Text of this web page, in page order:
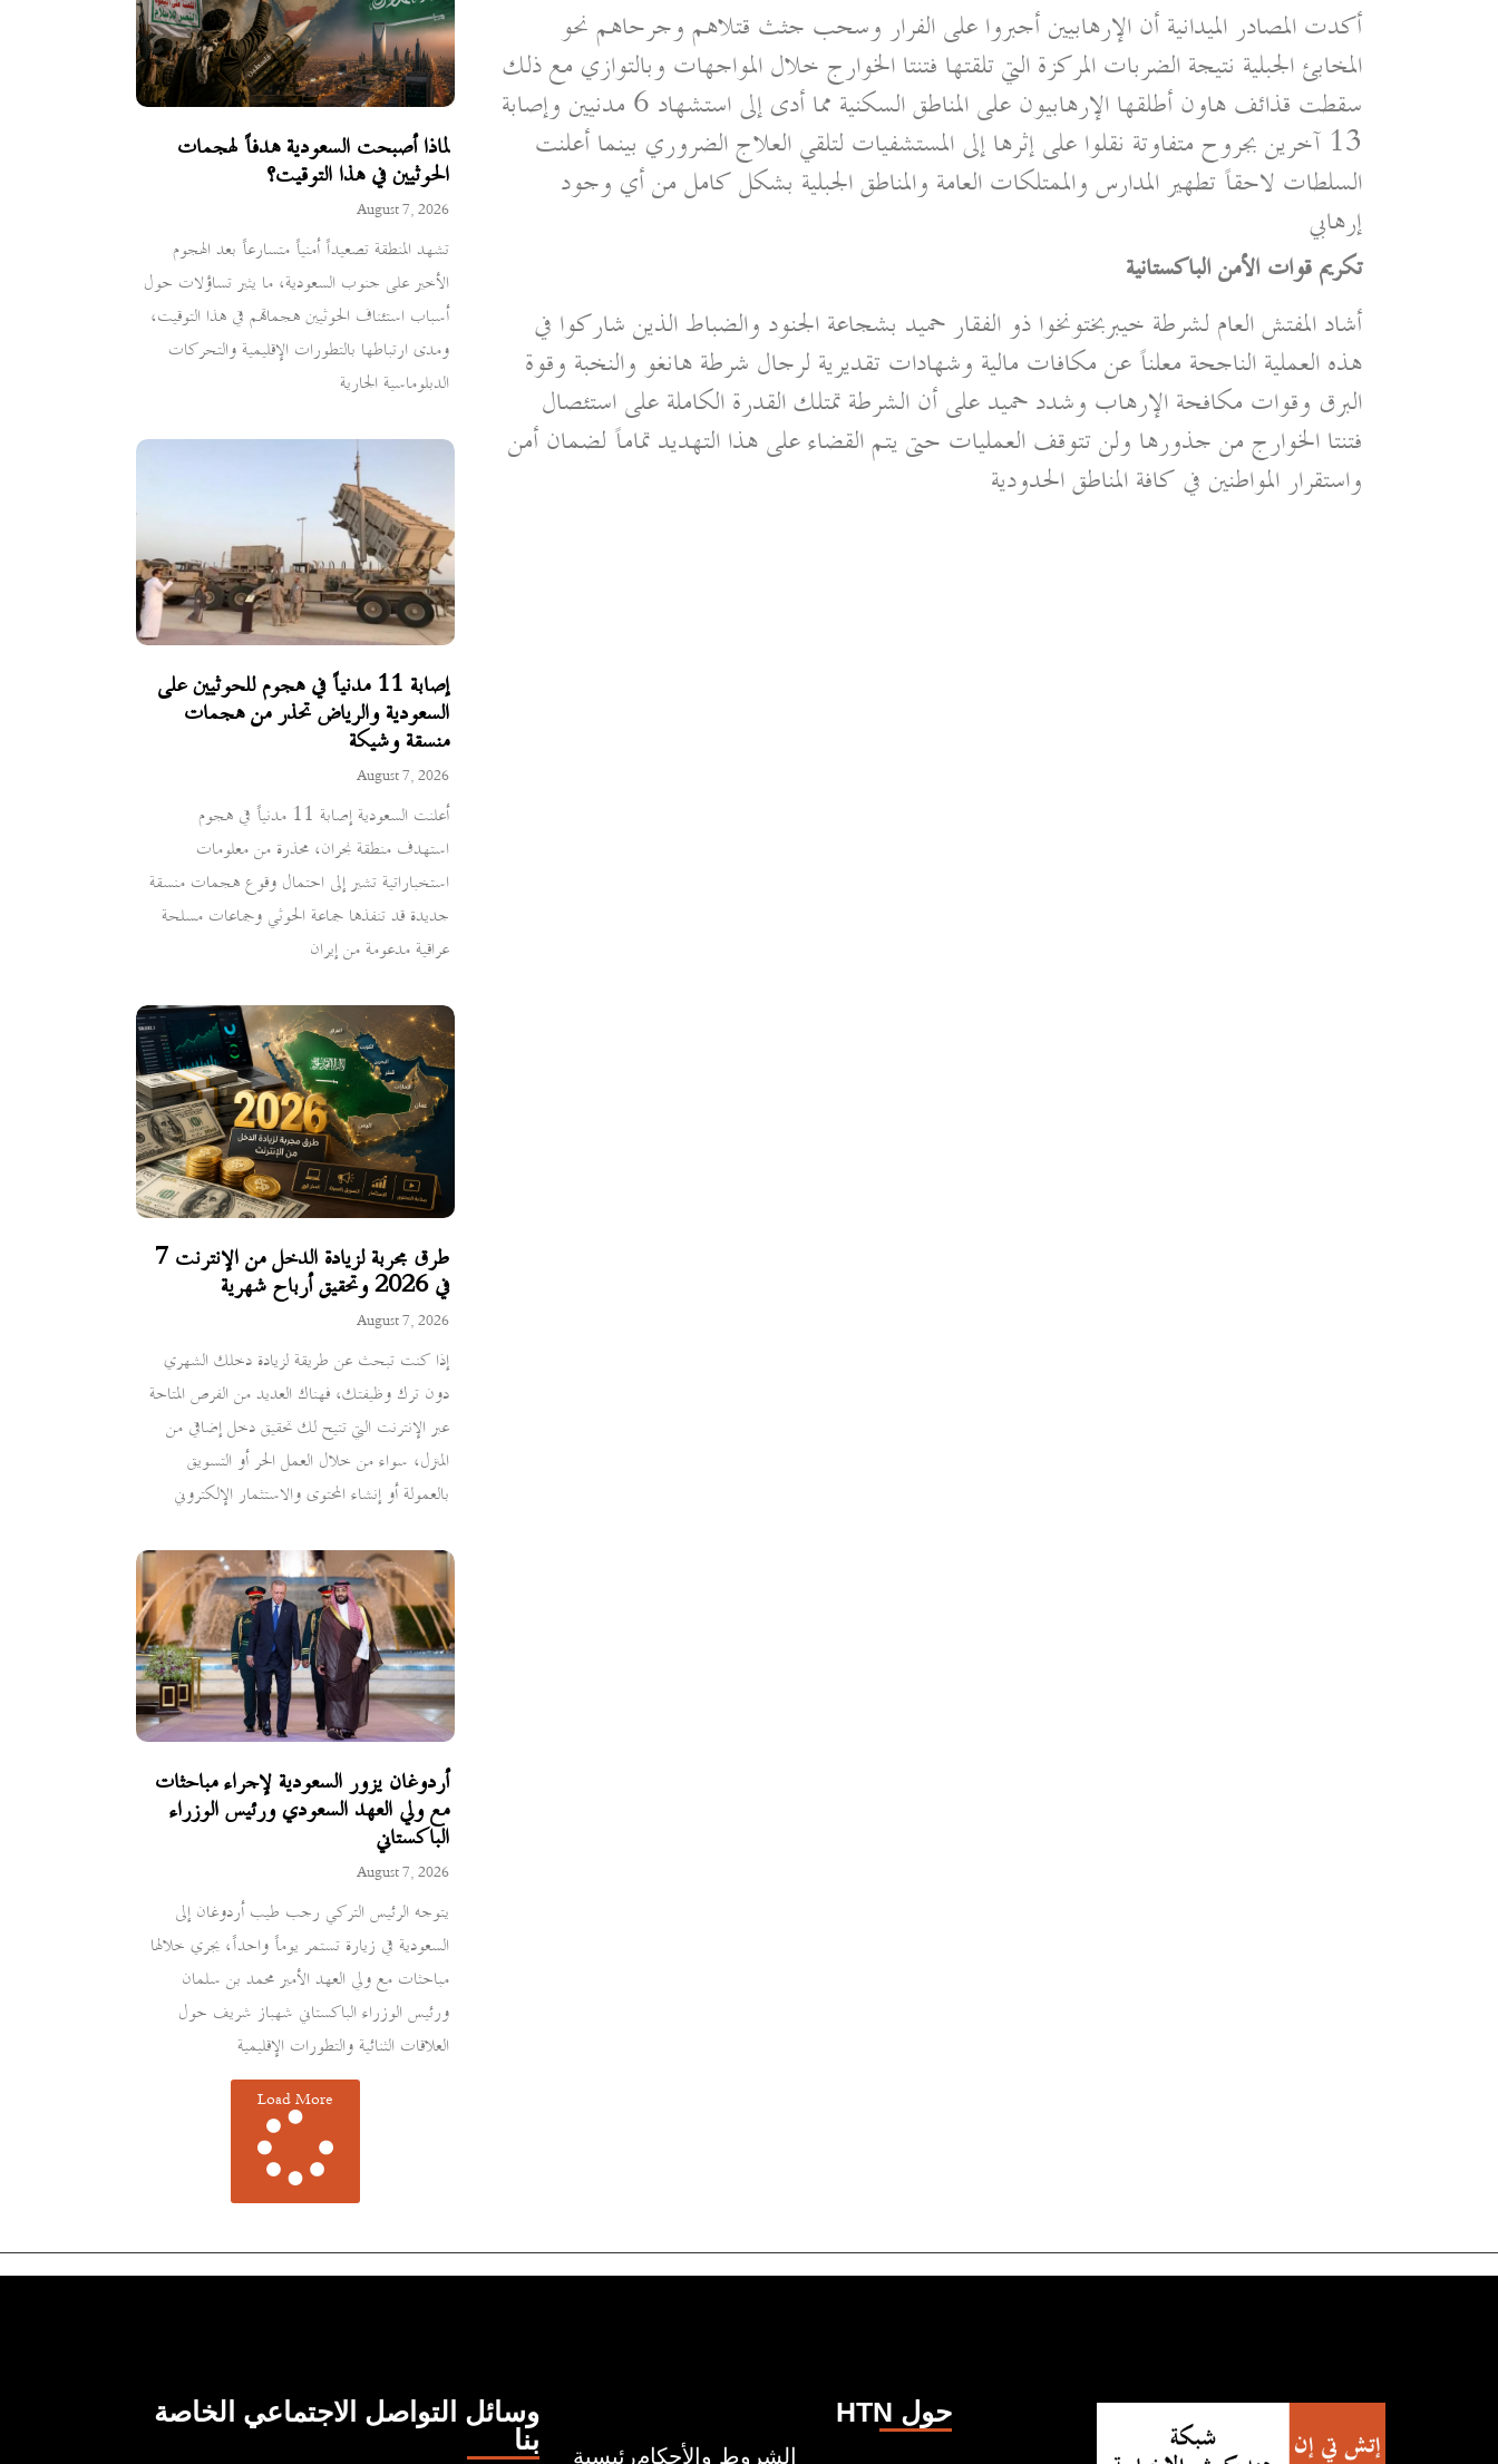
لماذا أصبحت السعودية هدفاً لهجمات
الحوثيين في هذا التوقيت؟
August 7, 2026
تشهد المنطقة تصعيداً أمنياً متسارعاً بعد الهجوم
الأخير على جنوب السعودية، ما يثير تساؤلات حول
أسباب استئناف الحوثيين هجماتهم في هذا التوقيت،
ومدى ارتباطها بالتطورات الإقليمية والتحركات
الدبلوماسية الجارية
إصابة 11 مدنياً في هجوم للحوثيين على
السعودية والرياض تحذر من هجمات
منسقة وشيكة
August 7, 2026
أعلنت السعودية إصابة 11 مدنياً في هجوم
استهدف منطقة نجران، محذرة من معلومات
استخباراتية تشير إلى احتمال وقوع هجمات منسقة
جديدة قد تنفذها جماعة الحوثي وجماعات مسلحة
عراقية مدعومة من إيران
7 طرق مجربة لزيادة الدخل من الإنترنت
في 2026 وتحقيق أرباح شهرية
August 7, 2026
إذا كنت تبحث عن طريقة لزيادة دخلك الشهري
دون ترك وظيفتك، فهناك العديد من الفرص المتاحة
عبر الإنترنت التي تتيح لك تحقيق دخل إضافي من
المنزل، سواء من خلال العمل الحر أو التسويق
بالعمولة أو إنشاء المحتوى والاستثمار الإلكتروني
أردوغان يزور السعودية لإجراء مباحثات
مع ولي العهد السعودي ورئيس الوزراء
الباكستاني
August 7, 2026
يتوجه الرئيس التركي رجب طيب أردوغان إلى
السعودية في زيارة تستمر يوماً واحداً، يجري خلالها
مباحثات مع ولي العهد الأمير محمد بن سلمان
ورئيس الوزراء الباكستاني شهباز شريف حول
العلاقات الثنائية والتطورات الإقليمية
Load More
أكدت المصادر الميدانية أن الإرهابيين أجبروا على الفرار وسحب جثث قتلاهم وجرحاهم نحو
المخابئ الجبلية نتيجة الضربات المركزة التي تلقتها فتنتا الخوارج خلال المواجهات وبالتوازي مع ذلك
سقطت قذائف هاون أطلقها الإرهابيون على المناطق السكنية مما أدى إلى استشهاد 6 مدنيين وإصابة
13 آخرين بجروح متفاوتة نقلوا على إثرها إلى المستشفيات لتلقي العلاج الضروري بينما أعلنت
السلطات لاحقاً تطهير المدارس والممتلكات العامة والمناطق الجبلية بشكل كامل من أي وجود
إرهابي
تكريم قوات الأمن الباكستانية
أشاد المفتش العام لشرطة خيبربختونخوا ذو الفقار حميد بشجاعة الجنود والضباط الذين شاركوا في
هذه العملية الناجحة معلناً عن مكافات مالية وشهادات تقديرية لرجال شرطة هانغو والنخبة وقوة
البرق وقوات مكافحة الإرهاب وشدد حميد على أن الشرطة تمتلك القدرة الكاملة على استئصال
فتنتا الخوارج من جذورها ولن تتوقف العمليات حتى يتم القضاء على هذا التهديد تماماً لضمان أمن
واستقرار المواطنين في كافة المناطق الحدودية
وسائل التواصل الاجتماعي الخاصة
بنا
HTN حول
رئيسيةالشروط والأحكام